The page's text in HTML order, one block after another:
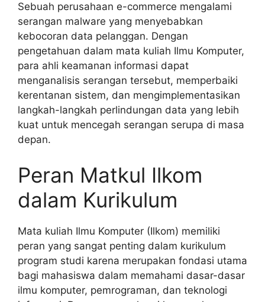
Sebuah perusahaan e-commerce mengalami
serangan malware yang menyebabkan
kebocoran data pelanggan. Dengan
pengetahuan dalam mata kuliah Ilmu Komputer,
para ahli keamanan informasi dapat
menganalisis serangan tersebut, memperbaiki
kerentanan sistem, dan mengimplementasikan
langkah-langkah perlindungan data yang lebih
kuat untuk mencegah serangan serupa di masa
depan.
Peran Matkul Ilkom
dalam Kurikulum
Mata kuliah Ilmu Komputer (Ilkom) memiliki
peran yang sangat penting dalam kurikulum
program studi karena merupakan fondasi utama
bagi mahasiswa dalam memahami dasar-dasar
ilmu komputer, pemrograman, dan teknologi